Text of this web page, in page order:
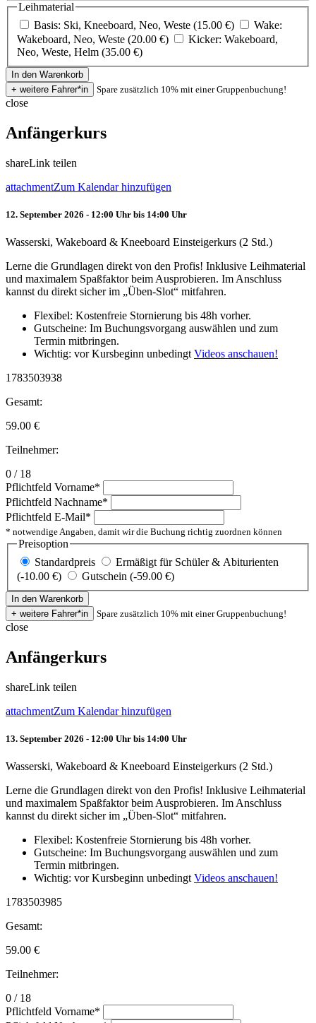
Leihmaterial
Basis: Ski, Kneeboard, Neo, Weste (15.00 €)
Wake:
Wakeboard, Neo, Weste (20.00 €)
Kicker: Wakeboard,
Neo, Weste, Helm (35.00 €)
Spare zusätzlich 10% mit einer Gruppenbuchung!
close
Anfängerkurs
shareLink teilen
attachmentZum Kalendar hinzufügen
12. September 2026 - 12:00 Uhr bis 14:00 Uhr
Wasserski, Wakeboard & Kneeboard Einsteigerkurs (2 Std.)
Lerne die Grundlagen direkt von den Profis! Inklusive Leihmaterial
und maximalem Spaßfaktor beim Ausprobieren. Im Anschluss
kannst du direkt sicher im „Üben-Slot“ mitfahren.
Flexibel: Kostenfreie Stornierung bis 48h vorher.
Gutscheine: Im Buchungsvorgang auswählen und zum
Termin mitbringen.
Wichtig: vor Kursbeginn unbedingt Videos anschauen!
1783503938
Gesamt:
59.00 €
Teilnehmer:
0 / 18
Pflichtfeld Vorname*
Pflichtfeld Nachname*
Pflichtfeld E-Mail*
* notwendige Angaben, damit wir die Buchung richtig zuordnen können
Preisoption
Standardpreis
Ermäßigt für Schüler & Abiturienten
(-10.00 €)
Gutschein (-59.00 €)
Spare zusätzlich 10% mit einer Gruppenbuchung!
close
Anfängerkurs
shareLink teilen
attachmentZum Kalendar hinzufügen
13. September 2026 - 12:00 Uhr bis 14:00 Uhr
Wasserski, Wakeboard & Kneeboard Einsteigerkurs (2 Std.)
Lerne die Grundlagen direkt von den Profis! Inklusive Leihmaterial
und maximalem Spaßfaktor beim Ausprobieren. Im Anschluss
kannst du direkt sicher im „Üben-Slot“ mitfahren.
Flexibel: Kostenfreie Stornierung bis 48h vorher.
Gutscheine: Im Buchungsvorgang auswählen und zum
Termin mitbringen.
Wichtig: vor Kursbeginn unbedingt Videos anschauen!
1783503985
Gesamt:
59.00 €
Teilnehmer:
0 / 18
Pflichtfeld Vorname*